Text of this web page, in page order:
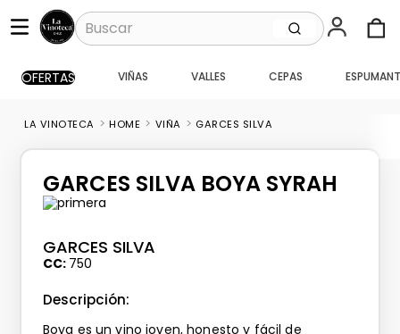
Buscar
OFERTAS VIÑAS VALLES CEPAS
HOME VIÑA GARCES SILVA
GARCES SILVA
CC 750
Descripción:
Boya es un vino joven, honesto y fácil de
GARCES SILVA BOYA SYRAH
TÉRMINOS MÁS BUSCADOS
carmenere
toro piedra
bouchon
pisco